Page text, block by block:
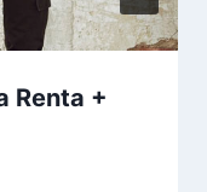
Renta +